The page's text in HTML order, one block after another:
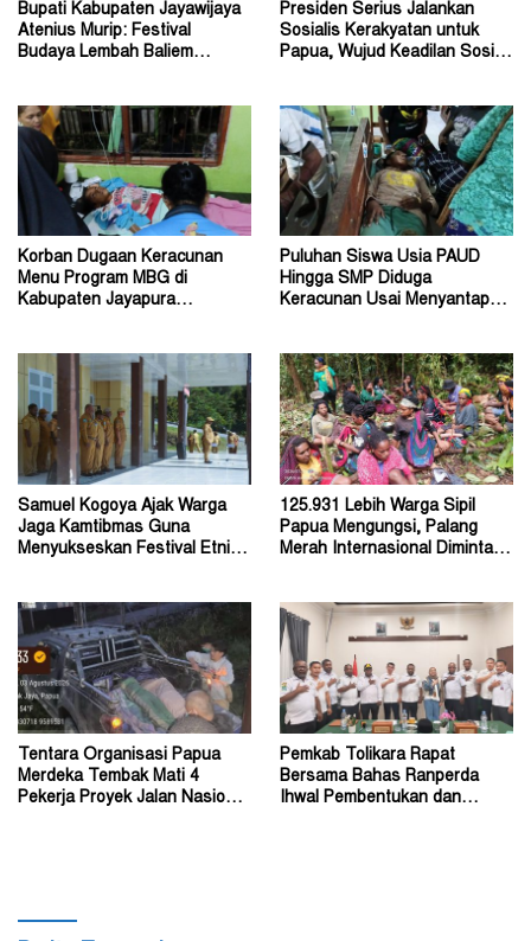
Bupati Kabupaten Jayawijaya
Atenius Murip: Festival
Budaya Lembah Baliem
Presiden Serius Jalankan
Sosialis Kerakyatan untuk
Papua, Wujud Keadilan Sosial
Korban Dugaan Keracunan
Menu Program MBG di
Kabupaten Jayapura
Puluhan Siswa Usia PAUD
Hingga SMP Diduga
Keracunan Usai Menyantap
Samuel Kogoya Ajak Warga
Jaga Kamtibmas Guna
Menyukseskan Festival Etnik
125.931 Lebih Warga Sipil
Papua Mengungsi, Palang
Merah Internasional Diminta
Tentara Organisasi Papua
Merdeka Tembak Mati 4
Pekerja Proyek Jalan Nasional
Pemkab Tolikara Rapat
Bersama Bahas Ranperda
Ihwal Pembentukan dan